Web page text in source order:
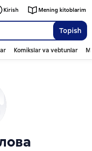
Topish
Kirish Mening kitoblarim
Komikslar va vebtunlar